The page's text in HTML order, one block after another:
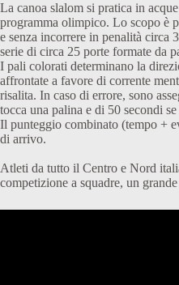
La canoa slalom si pratica in
programma olimpico. Lo scopo è
e senza incorrere in penalità circa
serie di circa 25 porte formate da
I pali colorati determinano la
affrontate a favore di corrente
risalita. In caso di errore, sono
tocca una palina e di 50 secondi
Il punteggio combinato (tempo +
di arrivo.
Atleti da tutto il Centro e Nord
competizione a squadre, un